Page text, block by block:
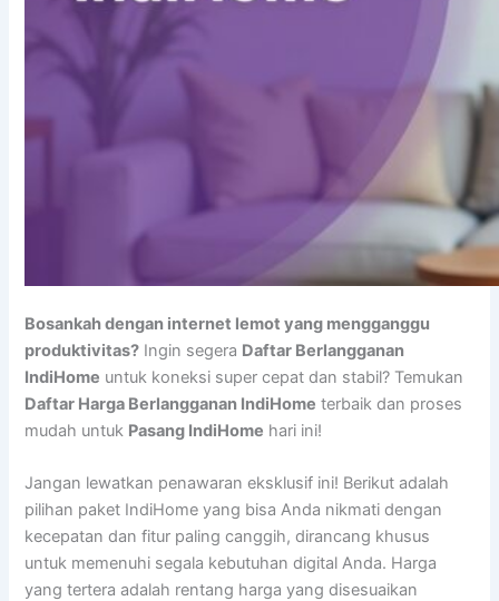
Bosankah dengan internet lemot yang mengganggu
produktivitas? Ingin segera Daftar Berlangganan
IndiHome untuk koneksi super cepat dan stabil? Temukan
Daftar Harga Berlangganan IndiHome terbaik dan proses
mudah untuk Pasang IndiHome hari ini!
Jangan lewatkan penawaran eksklusif ini! Berikut adalah
pilihan paket IndiHome yang bisa Anda nikmati dengan
kecepatan dan fitur paling canggih, dirancang khusus
untuk memenuhi segala kebutuhan digital Anda. Harga
yang tertera adalah rentang harga yang disesuaikan